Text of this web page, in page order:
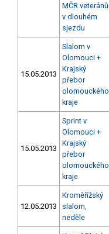
MČR veteránů
v dlouhém
sjezdu
15.05.2013
Slalom v
Olomouci +
Krajský
přebor
olomouckého
kraje
15.05.2013
Sprint v
Olomouci +
Krajský
přebor
olomouckého
kraje
12.05.2013
Kroměřížský
slalom,
neděle